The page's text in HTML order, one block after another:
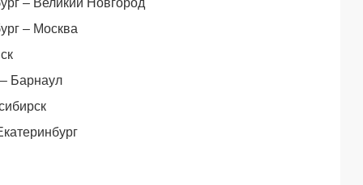
– Великий Новгород
– Москва
Барнаул